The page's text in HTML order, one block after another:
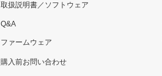
取扱説明書／ソフトウェア
Q&A
ファームウェア
購入前お問い合わせ